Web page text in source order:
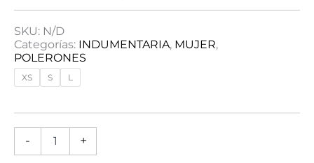
SKU: N/D
Categorías: INDUMENTARIA, MUJER,
POLERONES
XS S L
- +